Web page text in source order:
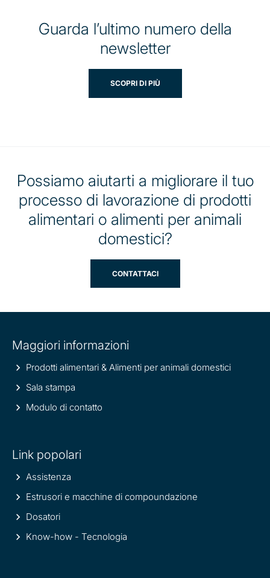
Guarda l’ultimo numero della
newsletter
SCOPRI DI PIÙ
Possiamo aiutarti a migliorare il tuo
processo di lavorazione di prodotti
alimentari o alimenti per animali
domestici?
CONTATTACI
information
Maggiori informazioni
Prodotti alimentari & Alimenti per animali domestici
Sala stampa
Modulo di contatto
Link popolari
Assistenza
Estrusori e macchine di compoundazione
Dosatori
Know-how - Tecnologia